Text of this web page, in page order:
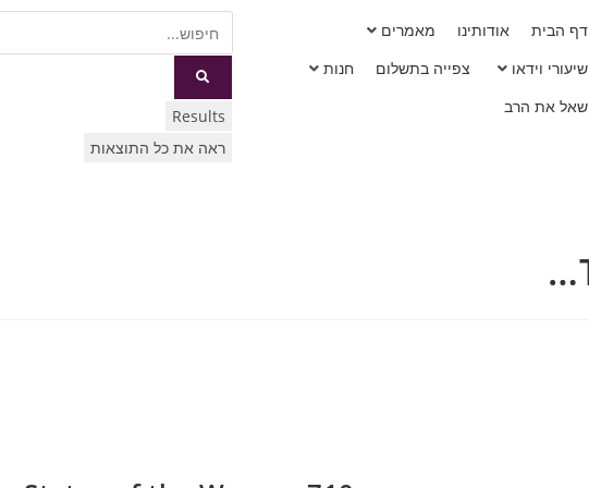
דף הבית אודותינו
מאמרים
שיעורי וידאו
צפייה בתשלום
חנות
שאל את הרב
Results
ראה את כל התוצאות